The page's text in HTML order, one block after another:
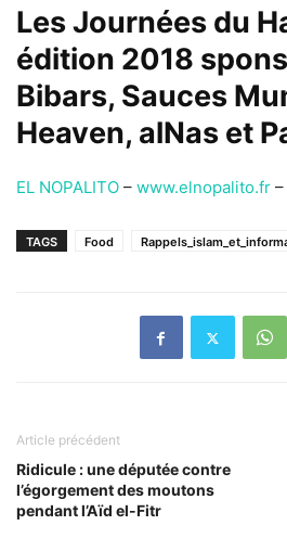
Les Journées du
édition 2018
Bibars, Sauces
Heaven, alNas et
EL NOPALITO – www.elnopalito.fr
TAGS Food
Article précédent
Ridicule : une députée contre
l’égorgement des moutons
pendant l’Aïd el-Fitr